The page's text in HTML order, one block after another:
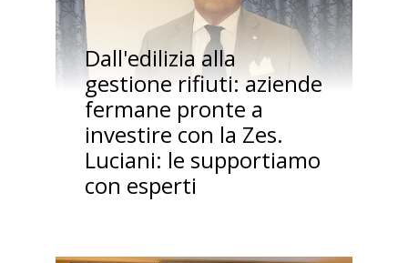
Dall'edilizia alla
gestione rifiuti: aziende
fermane pronte a
investire con la Zes.
Luciani: le supportiamo
con esperti